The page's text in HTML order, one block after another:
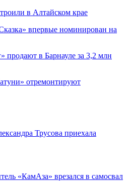
в Алтайском крае
впервые номинирован на
продают в Барнауле за 3,2 млн
отремонтируют
Трусова приехала
«КамАза» врезался в самосвал